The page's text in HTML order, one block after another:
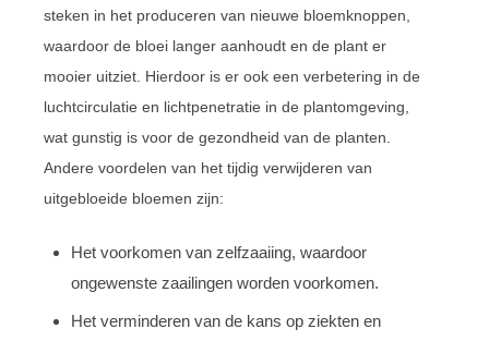
steken in het produceren van nieuwe bloemknoppen,
waardoor de bloei langer aanhoudt en de plant er
mooier uitziet. Hierdoor is er ook een verbetering in de
luchtcirculatie en lichtpenetratie in de plantomgeving,
wat gunstig is voor de gezondheid van de planten.
Andere voordelen van het tijdig verwijderen van
uitgebloeide bloemen zijn:
Het voorkomen van zelfzaaiing, waardoor
ongewenste zaailingen worden voorkomen.
Het verminderen van de kans op ziekten en